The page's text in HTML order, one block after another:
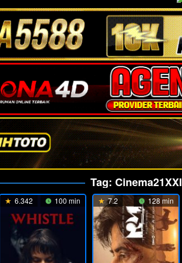
Tag: Cinema21XXI
6.342 100 min 7.2 128 min